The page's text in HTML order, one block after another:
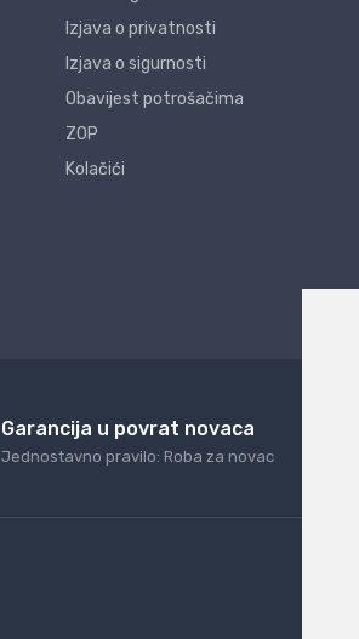
Izjava o privatnosti
Izjava o sigurnosti
Obavijest potrošačima
ZOP
Kolačići
Garancija u povrat novaca
Jednostavno pravilo: Roba za novac